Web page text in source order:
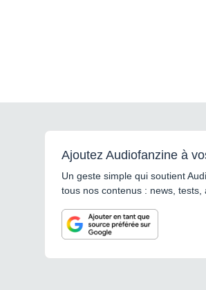
Ajoutez Audiofanzine à
Un geste simple qui soutient
tous nos contenus : news,